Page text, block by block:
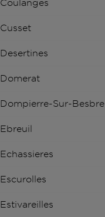
Coulanges
Cusset
Desertines
Domerat
Dompierre-Sur-Besbre
Ebreuil
Echassieres
Escurolles
Estivareilles